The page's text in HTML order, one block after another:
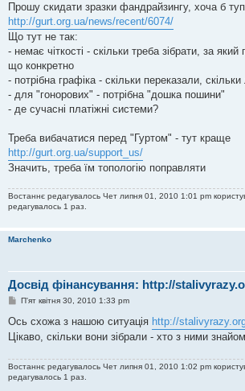
д
о
м
л
е
н
н
я
Прошу скидати зразки фандрайзингу, хоча б
http://gurt.org.ua/news/recent/6074/
Що тут не так:
- немає чіткості - скільки треба зібрати, за який
що конкретно
- потрібна графіка - скільки переказали,
- для "гонорових" - потрібна "дошка пошини"
- де сучасні платіжні системи?
Треба вибачатися перед "Гуртом" - тут краще
http://gurt.org.ua/support_us/
Значить, треба їм топологію поправляти
Востаннє редагувалось Чет липня 01, 2010 1:01 pm
редагувалось 1 раз.
Marchenko
Досвід фінансування: http://
П
в
д
м
л
е
П'ят квітня 30, 2010 1:33 pm
Ось схожа з нашою ситуація http://
Цікаво, скільки вони зібрали - хто з ними
Востаннє редагувалось Чет липня 01, 2010 1:02 pm
редагувалось 1 раз.